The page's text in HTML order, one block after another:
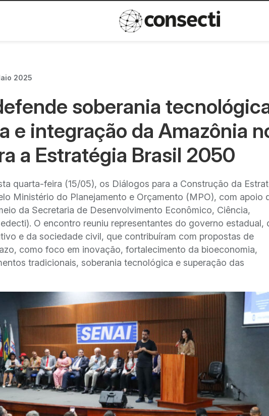
Política de
2025
soberania
e integração da Amazônia
a Estratégia Brasil 2050
quarta-feira (15/05), os Diálogos para a Construção da
Ministério do Planejamento e Orçamento (MPO), com apoio
da Secretaria de Desenvolvimento Econômico, Ciência,
O encontro reuniu representantes do governo estadual,
e da sociedade civil, que contribuíram com propostas de
como foco em inovação, fortalecimento da bioeconomia,
tradicionais, soberania tecnológica e superação das